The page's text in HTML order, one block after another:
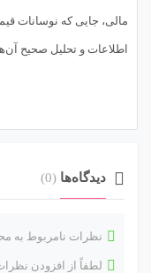
مالی، جایی که نوسانات
اطلاعات و تحلیل صحیح
دیدگاه‌ها (0)
نظرات نامربوط به
لطفاً از افزودن